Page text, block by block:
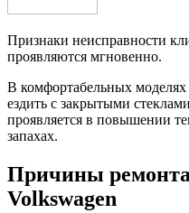
Признаки неисправности
проявляются мгновенно.
В комфортабельных
ездить с закрытыми
проявляется в повышении
запахах.
Причины
Volkswagen